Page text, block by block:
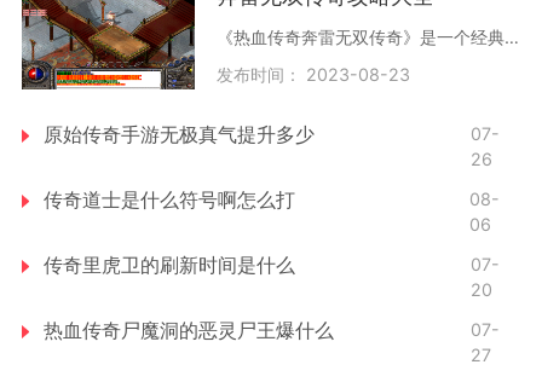
《热血传奇奔雷无双传奇》是一个经典的游戏，自上线以来一直备受玩家们的喜爱和追捧。在这个游戏中，玩家需要经过不断的努力，不断地提高自己的等级和实力，才能够达到游戏的
发布时间： 2023-08-23
原始传奇手游无极真气提升多少
07-
26
传奇道士是什么符号啊怎么打
08-
06
传奇里虎卫的刷新时间是什么
07-
20
热血传奇尸魔洞的恶灵尸王爆什么
07-
27